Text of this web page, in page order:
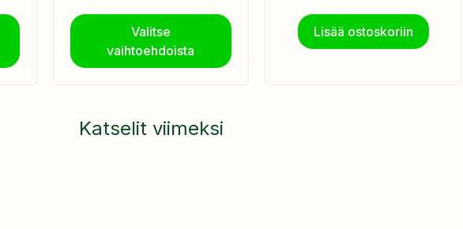
Valitse
vaihtoehdoista
Lisää ostoskoriin
Katselit viimeksi